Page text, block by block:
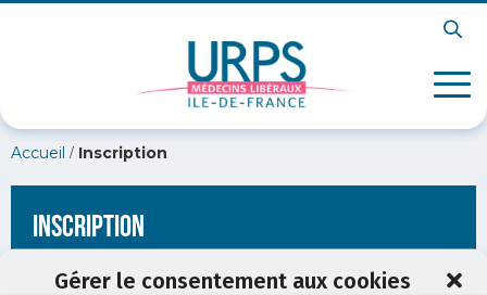
Gérer le consentement aux cookies
Accueil / Inscription
Inscription